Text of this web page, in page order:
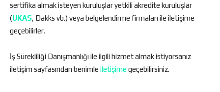
sertifika almak isteyen kuruluşlar yetkili akredite kuruluşlar
(UKAS, Dakks vb.) veya belgelendirme firmaları ile iletişime
geçebilirler.
İş Sürekliliği Danışmanlığı ile ilgili hizmet almak istiyorsanız
iletişim sayfasından benimle iletişime geçebilirsiniz.